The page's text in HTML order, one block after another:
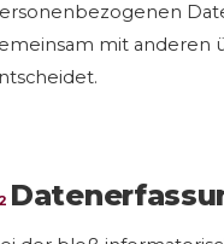
mit anderen